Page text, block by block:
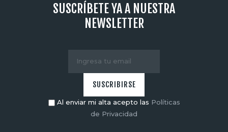
SUSCRÍBETE YA A NUESTRA
NEWSLETTER
Al enviar mi alta acepto las Políticas
de Privacidad